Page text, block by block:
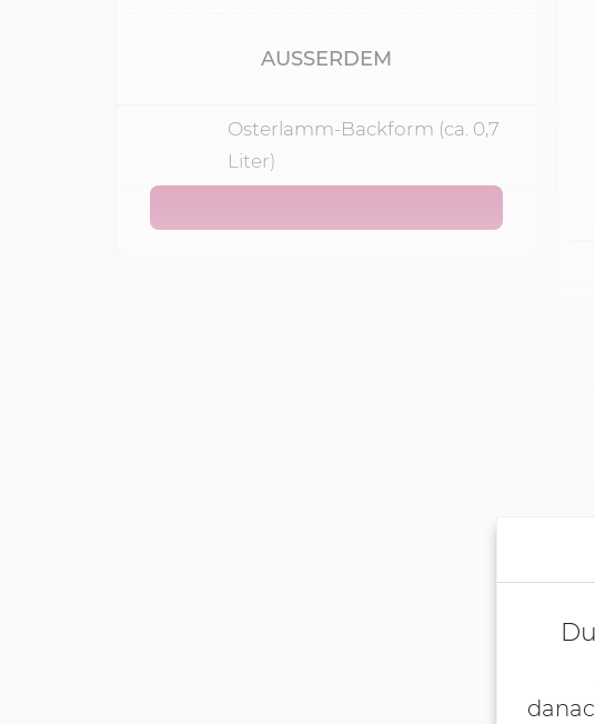
AUSSERDEM
Osterlamm-Backform (ca. 0,7
Liter)